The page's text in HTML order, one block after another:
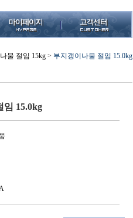
물 절임 15kg > 부지갱이나물 절임 15.0kg
임 15.0kg